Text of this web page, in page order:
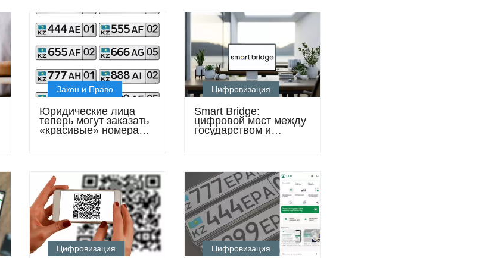
Закон и Право
Юридические лица
теперь могут заказать
«красивые» номера
Цифровизация
Smart Bridge:
цифровой мост между
государством и
Цифровизация Цифровизация